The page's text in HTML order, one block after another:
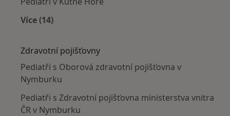
Více (14)
Zdravotní pojišťovny
Pediatři s Oborová zdravotní pojišťovna v
Nymburku
Pediatři s Zdravotní pojišťovna ministerstva vnitra
ČR v Nymburku